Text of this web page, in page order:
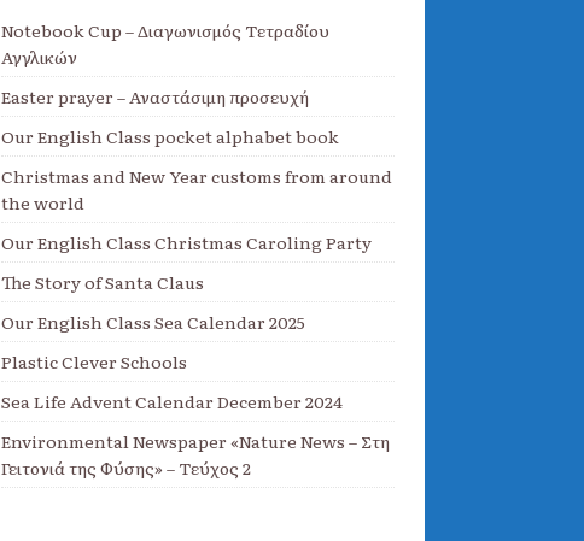
Notebook Cup – Διαγωνισμός Τετραδίου
Αγγλικών
Easter prayer – Αναστάσιμη προσευχή
Our English Class pocket alphabet book
Christmas and New Year customs from around
the world
Our English Class Christmas Caroling Party
The Story of Santa Claus
Our English Class Sea Calendar 2025
Plastic Clever Schools
Sea Life Advent Calendar December 2024
Environmental Newspaper «Nature News – Στη
Γειτονιά της Φύσης» – Τεύχος 2